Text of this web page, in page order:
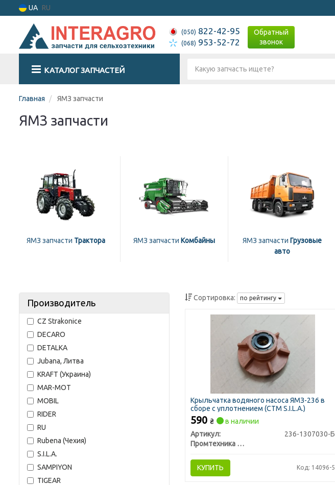
UA RU
(050) 822-42-95
(068) 953-52-72
Обратный
звонок
КАТАЛОГ ЗАПЧАСТЕЙ
Главная ЯМЗ запчасти
ЯМЗ запчасти
ЯМЗ запчасти Трактора ЯМЗ запчасти Комбайны ЯМЗ запчасти Грузовые
авто
Производитель
CZ Strakonice
DECARO
DETALKA
Jubana, Литва
KRAFT (Украина)
MAR-MOT
MOBIL
RIDER
RU
Rubena (Чехия)
S.I.L.A.
SAMPIYON
TIGEAR
Сортировка: по рейтингу
Крыльчатка водяного насоса ЯМЗ-236 в
сборе с уплотнением (СТМ S.I.L.A.)
590 ₴
в наличии
Артикул:
236-1307030-Б
Промтехника ООО, Украина
КУПИТЬ Код: 14096-5